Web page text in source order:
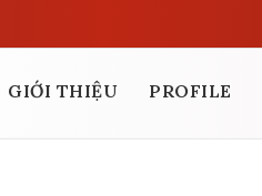
GIỚI THIỆU PROFILE